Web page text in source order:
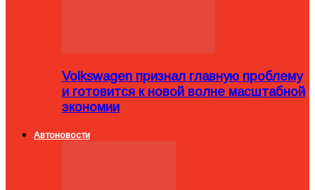
Volkswagen признал главную проблему
и готовится к новой волне масштабной
экономии
Автоновости